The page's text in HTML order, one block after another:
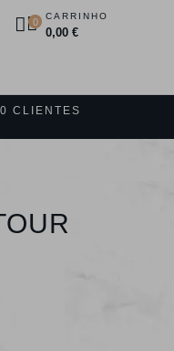
0 CARRINHO
0,00 €
CLIENTES